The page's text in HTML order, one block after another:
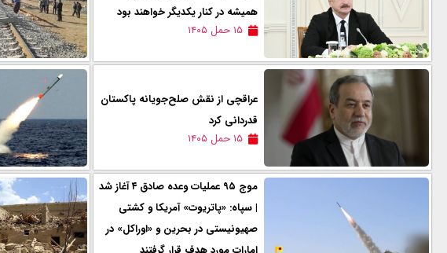
همیشه در کنار یکدیگر خواهند بود
۱۵ حمل ۱۴۰۵
عراقچی از نقش صلح‌جویانه پاکستان
قدردانی کرد
۱۵ حمل ۱۴۰۵
موج ۹۵ عملیات وعده صادق ۴ آغاز شد
| سپاه: «پاتریوت» آمریکا و کشتی
صهیونیستی در بحرین و «اوراکل» در